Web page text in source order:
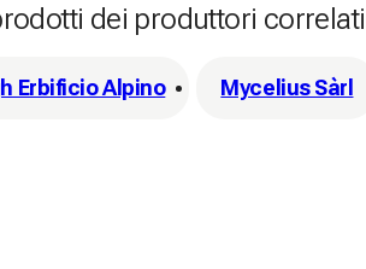
dei produttori correlati
Erbificio Alpino Mycelius Sàrl